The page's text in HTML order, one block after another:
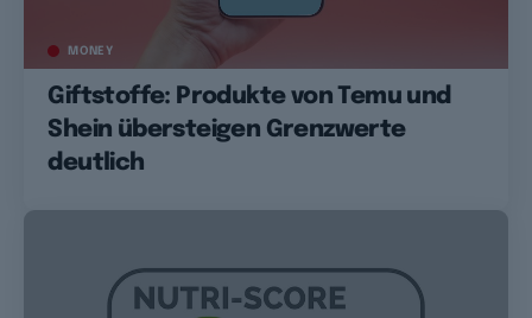
MONEY
Giftstoffe: Produkte von Temu und
Shein übersteigen Grenzwerte
deutlich